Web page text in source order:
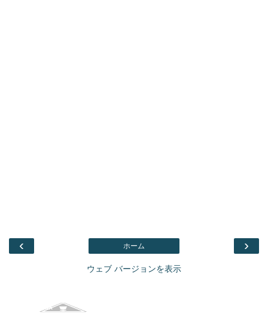
‹ ›
ホーム
ウェブ バージョンを表示
このブログを検索